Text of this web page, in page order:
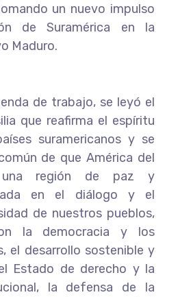
un nuevo impulso
de Suramérica en la
Maduro.
de trabajo, se leyó el
que reafirma el espíritu
suramericanos y se
de que América del
una región de paz y
en el diálogo y el
de nuestros pueblos,
la democracia y los
el desarrollo sostenible y
Estado de derecho y la
la defensa de la